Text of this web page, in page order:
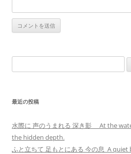
索:
最近の投稿
水際に 声のうまれる 深き影 At the
the hidden depth.
ふと立ちて 足もとにある 今の息 A